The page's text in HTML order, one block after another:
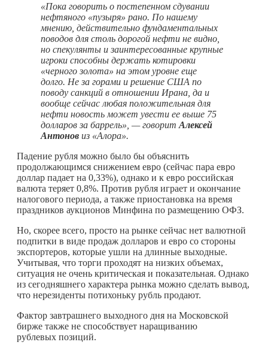
«Пока говорить о постепенном сдувании
нефтяного «пузыря» рано. По нашему
мнению, действительно фундаментальных
поводов для столь дорогой нефти не видно,
но спекулянты и заинтересованные крупные
игроки способны держать котировки
«черного золота» на этом уровне еще
долго. Не за горами и решение США по
поводу санкций в отношении Ирана, да и
вообще сейчас любая положительная для
нефти новость может увести ее выше 75
долларов за баррель», — говорит Алексей
Антонов из «Алора».
Падение рубля можно было бы объяснить
продолжающимся снижением евро (сейчас пара евро
доллар падает на 0,33%), однако и к евро российская
валюта теряет 0,8%. Против рубля играет и окончание
налогового периода, а также приостановка на время
праздников аукционов Минфина по размещению ОФЗ.
Но, скорее всего, просто на рынке сейчас нет валютной
подпитки в виде продаж долларов и евро со стороны
экспортеров, которые ушли на длинные выходные.
Учитывая, что торги проходят на низких объемах,
ситуация не очень критическая и показательная. Однако
из сегодняшнего характера рынка можно сделать вывод,
что нерезиденты потихоньку рубль продают.
Фактор завтрашнего выходного дня на Московской
бирже также не способствует наращиванию
рублевых позиций.